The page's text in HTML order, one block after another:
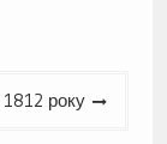
1812 року